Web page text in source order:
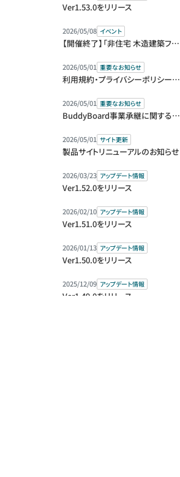
Ver1.53.0をリリース
2026/05/08 イベント
【開催終了】「非住宅 木造建築フェア 2026」（BREX）に出展します
2026/05/01 重要なお知らせ
利用規約・プライバシーポリシー改定のお知らせ
2026/05/01 重要なお知らせ
BuddyBoard事業承継に関するお知らせ
2026/05/01 サイト更新
製品サイトリニューアルのお知らせ
2026/03/23 アップデート情報
Ver1.52.0をリリース
2026/02/10 アップデート情報
Ver1.51.0をリリース
2026/01/13 アップデート情報
Ver1.50.0をリリース
2025/12/09 アップデート情報
Ver1.49.0をリリース